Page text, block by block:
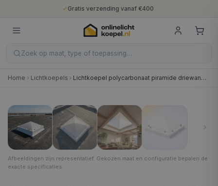
✓ Gratis verzending vanaf €400
10 jaar fabrieksgarantie
Nederlandse productie
Zoek op maat, type of toepassing…
Home Lichtkoepels Lichtkoepel polycarbonaat piramide driewandig opaal
Afbeeldingen zijn representatief. Gekozen maat en configuratie bepalen de
exacte specificaties.